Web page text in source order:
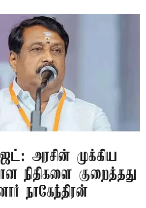
அரசின் முக்கிய
நிதிகளை குறைத்தது
நாகேந்திரன்